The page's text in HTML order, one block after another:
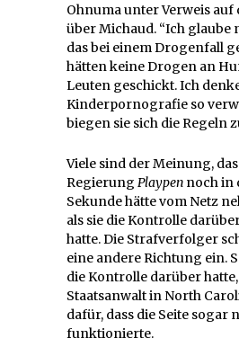
Ohnuma unter Verweis auf
über Michaud. “Ich glaube
das bei einem Drogenfall
hätten keine Drogen an
Leuten geschickt. Ich
Kinderpornografie so
biegen sie sich die Regeln
Viele sind der Meinung,
Regierung Playpen noch in
Sekunde hätte vom Netz
als sie die Kontrolle
hatte. Die Strafverfolger
eine andere Richtung ein.
die Kontrolle darüber
Staatsanwalt in North
dafür, dass die Seite sogar
funktionierte.